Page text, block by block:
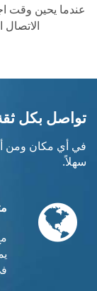
عندما يحين وقت
تواصل بكل
في أي مكان ومن
سهلاً.